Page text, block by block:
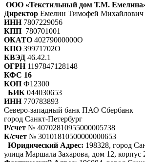
ООО «Текстильный дом Т.М.
Директор Емелин Тимофей Михайлович
ИНН 7807229056
КПП 780701001
ОКАТО 40279000000О
КПО 39971702О
КВЭД 46.42.1
ОГРН1197847128148
КФС 16
КОП Ф12300
БИК 044030653
ИНН770783893
Северо-западный банк ПАО Сбербанк
город Санкт-Петербург
Р/счет № 40702810955000005738
К/счет № 30101810500000000653
Юридический Адрес: 198328, город
улица Маршала Захарова, дом 12, корпус